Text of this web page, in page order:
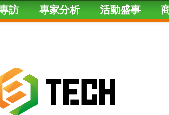
訪 專家分析 活動盛事